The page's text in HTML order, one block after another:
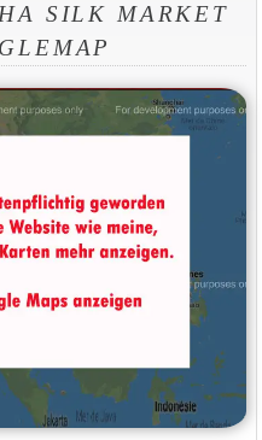
SILK MARKET